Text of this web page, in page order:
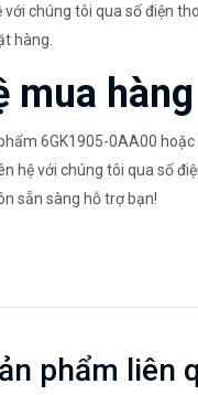
với chúng tôi qua số điện
hàng.
mua hàng
6GK1905-0AA00
hệ với chúng tôi qua số
sẵn sàng hỗ trợ bạn!
phẩm liên